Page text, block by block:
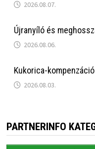
2026.08.07.
Újranyíló és
2026.08.06.
Kukorica-
2026.08.03.
PARTNERINFO